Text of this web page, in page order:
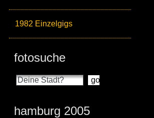
1982 Einzelgigs
fotosuche
hamburg 2005